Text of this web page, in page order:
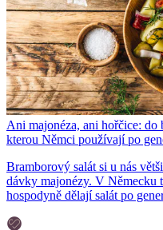
Ani majonéza, ani hořčice: do
kterou Němci používají po
Bramborový salát si u nás
dávky majonézy. V Německu
hospodyně dělají salát po